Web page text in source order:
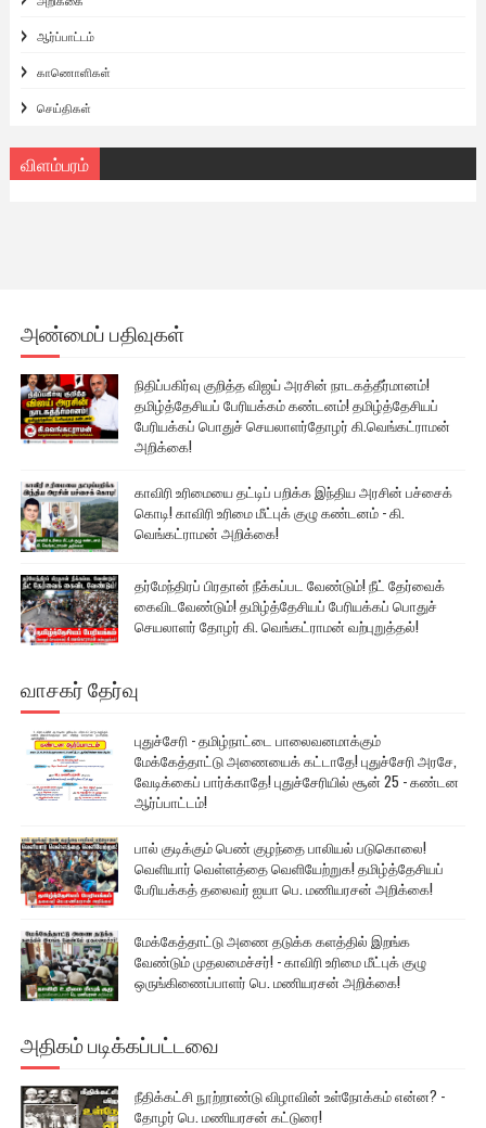
ஆர்ப்பாட்டம்
காணொளிகள்
செய்திகள்
விளம்பரம்
அண்மைப் பதிவுகள்
நிதிப்பகிர்வு குறித்த விஜய் அரசின் நாடகத்தீர்மானம்!
தமிழ்த்தேசியப் பேரியக்கம் கண்டனம்! தமிழ்த்தேசியப்
பேரியக்கப் பொதுச் செயலாளர்தோழர் கி.வெங்கட்ராமன்
அறிக்கை!
காவிரி உரிமையை தட்டிப் பறிக்க இந்திய அரசின் பச்சைக்
கொடி! காவிரி உரிமை மீட்புக் குழு கண்டனம் - கி.
வெங்கட்ராமன் அறிக்கை!
தர்மேந்திரப் பிரதான் நீக்கப்பட வேண்டும்! நீட் தேர்வைக்
கைவிடவேண்டும்! தமிழ்த்தேசியப் பேரியக்கப் பொதுச்
செயலாளர் தோழர் கி. வெங்கட்ராமன் வற்புறுத்தல்!
வாசகர் தேர்வு
புதுச்சேரி - தமிழ்நாட்டை பாலைவனமாக்கும்
மேக்கேத்தாட்டு அணையைக் கட்டாதே! புதுச்சேரி அரசே,
வேடிக்கைப் பார்க்காதே! புதுச்சேரியில் சூன் 25 - கண்டன
ஆர்ப்பாட்டம்!
பால் குடிக்கும் பெண் குழந்தை பாலியல் படுகொலை!
வெளியார் வெள்ளத்தை வெளியேற்றுக! தமிழ்த்தேசியப்
பேரியக்கத் தலைவர் ஐயா பெ. மணியரசன் அறிக்கை!
மேக்கேத்தாட்டு அணை தடுக்க களத்தில் இறங்க
வேண்டும் முதலமைச்சர்! - காவிரி உரிமை மீட்புக் குழு
ஒருங்கிணைப்பாளர் பெ. மணியரசன் அறிக்கை!
அதிகம் படிக்கப்பட்டவை
நீதிக்கட்சி நூற்றாண்டு விழாவின் உள்நோக்கம் என்ன? -
தோழர் பெ. மணியரசன் கட்டுரை!